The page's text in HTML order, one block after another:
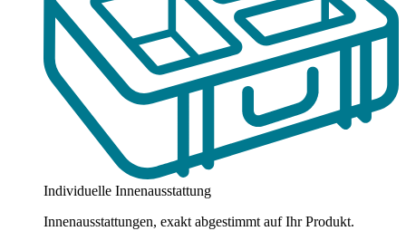
Individuelle Innenausstattung
Innenausstattungen, exakt abgestimmt auf Ihr Produkt.